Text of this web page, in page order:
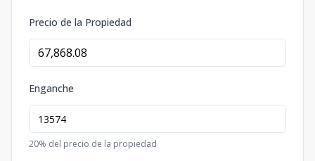
Precio de la Propiedad
Enganche
20% del precio de la propiedad